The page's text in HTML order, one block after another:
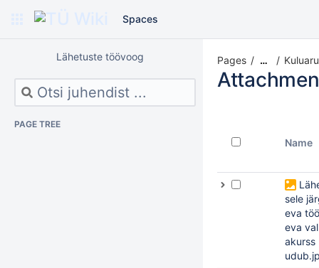
Spaces
Lähetuste töövoog
PAGE TREE
Pages …
Name
sele
eva
eva
akurss